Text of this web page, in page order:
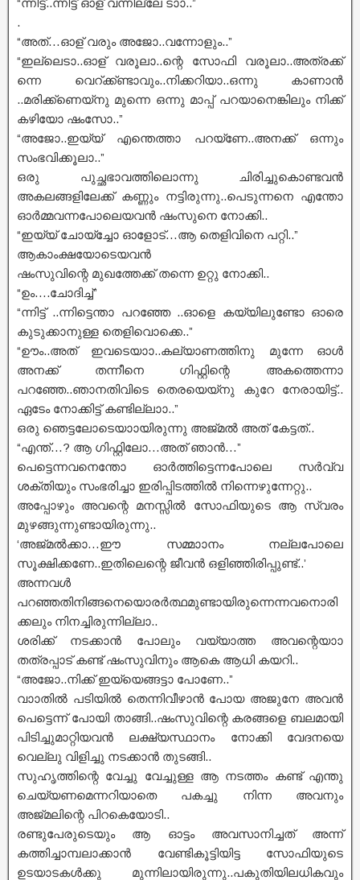
“ന്നിട്ട്..ന്നിട്ട് ഓള് വന്നില്ലേ ടാാ..”
.
“അത്…ഓള് വരും അജോ..വന്നോളും..”
“ഇല്ലെടാ..ഓള് വരൂലാ..ന്റെ സോഫി വരൂലാ..അത്രക്ക്
ന്നെ വെറ്ക്ക്ണ്ടാവും..നിക്കറിയാ..ഒന്നു കാണാൻ
..മരിക്ക്ണെയ്നു മുന്നെ ഒന്നു മാപ്പ് പറയാനെങ്കിലും നിക്ക്
കഴിയോ ഷംസോ..”
“അജോ..ഇയ്യ് എന്തെത്താ പറയ്ണേ..അനക്ക് ഒന്നും
സംഭവിക്കൂലാ..”
ഒരു പുച്ഛഭാവത്തിലൊന്നു ചിരിച്ചുകൊണ്ടവൻ
അകലങ്ങളിലേക്ക് കണ്ണും നട്ടിരുന്നു..പെടുന്നനെ എന്തോ
ഓർമ്മവന്നപോലെയവൻ ഷംസുനെ നോക്കി..
“ഇയ്യ് ചോയ്ച്ചോ ഓളോട്…ആ തെളിവിനെ പറ്റി..”
ആകാംക്ഷയോടെയവൻ
ഷംസുവിന്റെ മുഖത്തേക്ക് തന്നെ ഉറ്റു നോക്കി..
“ഉം….ചോദിച്ച്”
“ന്നിട്ട് ..ന്നിട്ടെന്താ പറഞ്ഞേ ..ഓളെ കയ്യിലുണ്ടോ ഓരെ
കുടുക്കാനുള്ള തെളിവൊക്കെ..”
“ഊം..അത് ഇവടെയാാ..കല്യാണത്തിനു മുന്നേ ഓൾ
അനക്ക് തന്നീനെ ഗിഫ്റ്റിന്റെ അകത്തെന്നാ
പറഞ്ഞേ..ഞാനതിവിടെ തെരയെയ്നു കുറേ നേരായിട്ട്..
ഏടേം നോക്കിട്ട് കണ്ടില്ലാാ..”
ഒരു ഞെട്ടലോടെയാായിരുന്നു അജ്മൽ അത് കേട്ടത്..
“എന്ത്…? ആ ഗിഫ്റ്റിലോ…അത് ഞാൻ…”
പെട്ടെന്നവനെന്തോ ഓർത്തിട്ടെന്നപോലെ സർവ്വ
ശക്തിയും സംഭരിച്ചാ ഇരിപ്പിടത്തിൽ നിന്നെഴുന്നേറ്റു..
അപ്പോഴും അവന്റെ മനസ്സിൽ സോഫിയുടെ ആ സ്വരം
മുഴങ്ങുന്നുണ്ടായിരുന്നു..
‘അജ്മൽക്കാ…ഈ സമ്മാാനം നല്ലപോലെ
സൂക്ഷിക്കണേ..ഇതിലെന്റെ ജീവൻ ഒളിഞ്ഞിരിപ്പുണ്ട്..’
അന്നവൾ
പറഞ്ഞതിനിങ്ങനെയൊരർത്ഥമുണ്ടായിരുന്നെന്നവനൊരി
ക്കലും നിനച്ചിരുന്നില്ലാ..
ശരിക്ക് നടക്കാൻ പോലും വയ്യാത്ത അവന്റെയാാ
തത്രപ്പാട് കണ്ട് ഷംസുവിനും ആകെ ആധി കയറി..
“അജോ..നിക്ക് ഇയ്യെങ്ങട്ടാ പോണേ..”
വാാതിൽ പടിയിൽ തെന്നിവീഴാൻ പോയ അജുനേ അവൻ
പെട്ടെന്ന് പോയി താങ്ങി..ഷംസുവിന്റെ കരങ്ങളെ ബലമായി
പിടിച്ചുമാറ്റിയവൻ ലക്ഷ്യസ്ഥാനം നോക്കി വേദനയെ
വെല്ലു വിളിച്ചു നടക്കാൻ തുടങ്ങി..
സുഹൃത്തിന്റെ വേച്ചു വേച്ചുള്ള ആ നടത്തം കണ്ട് എന്തു
ചെയ്യണമെന്നറിയാതെ പകച്ചു നിന്ന അവനും
അജ്മലിന്റെ പിറകെയോടി..
രണ്ടുപേരുടെയും ആ ഓട്ടം അവസാനിച്ചത് അന്ന്
കത്തിച്ചാമ്പലാക്കാൻ വേണ്ടികൂട്ടിയിട്ട സോഫിയുടെ
ഉടയാടകൾക്കു മുന്നിലായിരുന്നു..പകുതിയിലധികവും